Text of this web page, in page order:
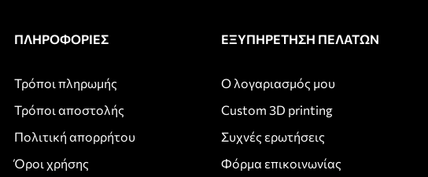
ΠΛΗΡΟΦΟΡΙΕΣ
Τρόποι πληρωμής
Τρόποι αποστολής
Πολιτική απορρήτου
Όροι χρήσης
ΕΞΥΠΗΡΕΤΗΣΗ ΠΕΛΑΤΩΝ
Ο λογαριασμός μου
Custom 3D printing
Συχνές ερωτήσεις
Φόρμα επικοινωνίας